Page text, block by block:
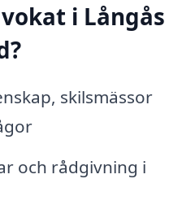
i Långås
skilsmässor
och rådgivning i